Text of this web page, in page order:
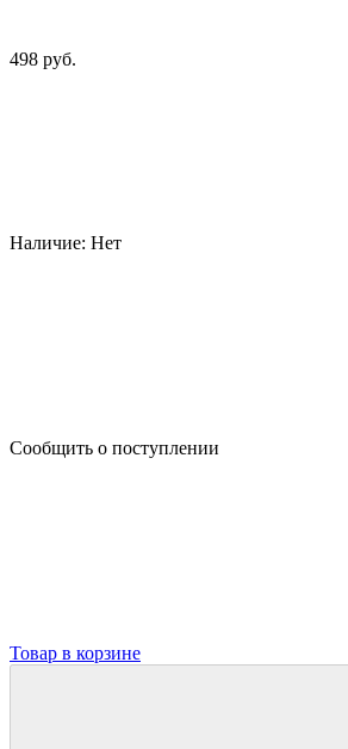
498 руб.
Наличие: Нет
Сообщить о поступлении
Товар в корзине